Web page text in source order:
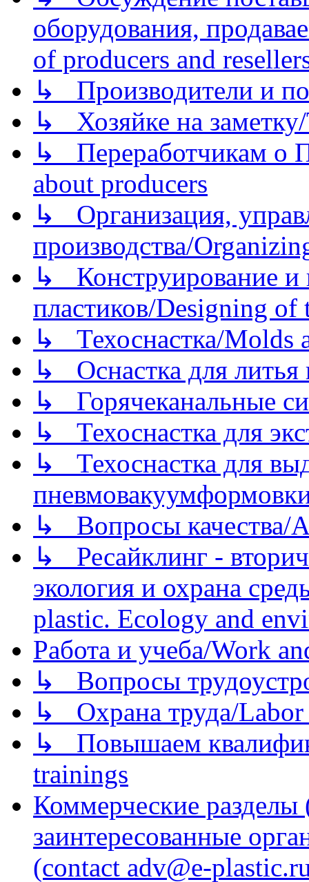
оборудования,
of producers and
↳ Производители и
↳ Хозяйке на
↳ Переработчикам о
about producers
↳ Организация,
производства/
↳ Конструирование и
пластиков/Designing of
↳ Техоснастка/Molds
↳ Оснастка для литья
↳ Горячеканальные
↳ Техоснастка для
↳ Техоснастка для
↳ Вопросы качества/
↳ Ресайклинг -
экология и охрана
plastic. Ecology and
Работа и учеба/Work
↳ Вопросы
↳ Охрана труда/Labor
↳ Повышаем
trainings
Коммерческие
заинтересованные
(contact adv@e-